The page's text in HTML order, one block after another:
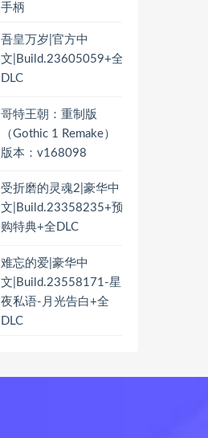
手柄
吾皇万岁|官方中
文|Build.23605059+全
DLC
哥特王朝：重制版
（Gothic 1 Remake）
版本：v168098
受折磨的灵魂2|豪华中
文|Build.23358235+预
购特典+全DLC
难忘的爱|豪华中
文|Build.23558171-星
夜私语-月光告白+全
DLC